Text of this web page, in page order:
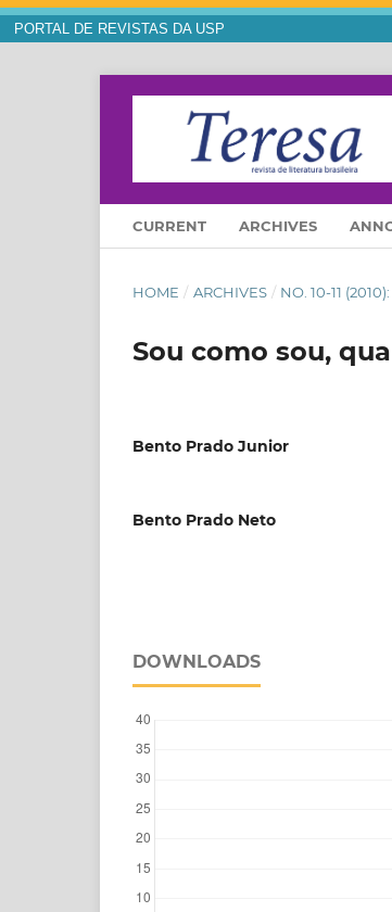
PORTAL DE REVISTAS DA USP
CURRENT ARCHIVES
HOME / ARCHIVES / NO. 10-11
Sou como sou,
Bento Prado Junior
Bento Prado Neto
DOWNLOADS